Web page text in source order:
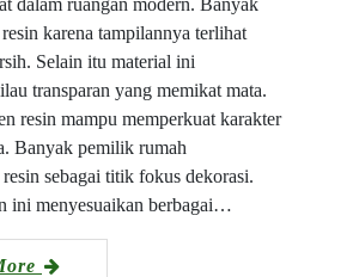
dalam ruangan modern. Banyak
karena tampilannya terlihat
Selain itu material ini
transparan yang memikat mata.
resin mampu memperkuat karakter
Banyak pemilik rumah
sebagai titik fokus dekorasi.
ini menyesuaikan berbagai…